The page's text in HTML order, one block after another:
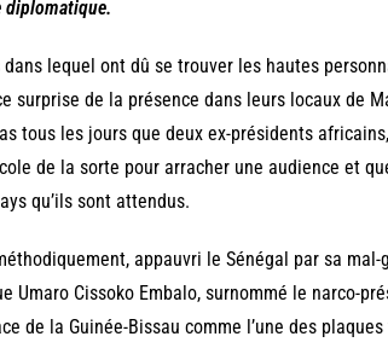
diplomatique.
lequel ont dû se trouver les hautes
surprise de la présence dans leurs locaux de
tous les jours que deux ex-présidents
de la sorte pour arracher une audience et
qu’ils sont attendus.
appauvri le Sénégal par sa
Umaro Cissoko Embalo, surnommé le narco-
de la Guinée-Bissau comme l’une des